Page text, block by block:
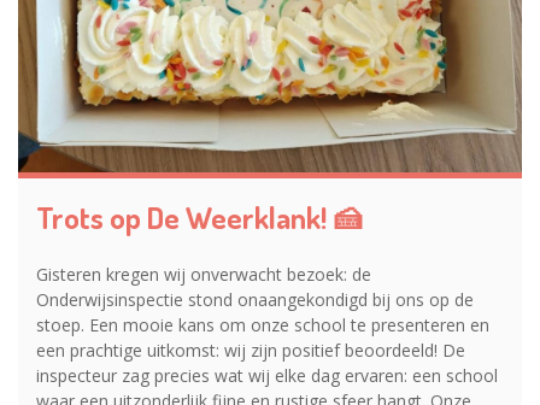
Trots op De Weerklank! 🍰
Gisteren kregen wij onverwacht bezoek: de
Onderwijsinspectie stond onaangekondigd bij ons op de
stoep. Een mooie kans om onze school te presenteren en
een prachtige uitkomst: wij zijn positief beoordeeld! De
inspecteur zag precies wat wij elke dag ervaren: een school